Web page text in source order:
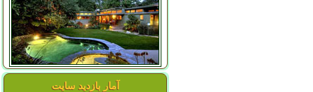
آمار بازدید سایت